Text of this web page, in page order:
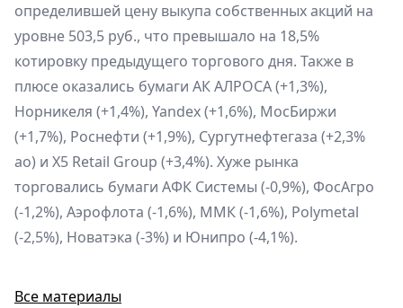
определившей цену выкупа собственных акций на
уровне 503,5 руб., что превышало на 18,5%
котировку предыдущего торгового дня. Также в
плюсе оказались бумаги АК АЛРОСА (+1,3%),
Норникеля (+1,4%), Yandex (+1,6%), МосБиржи
(+1,7%), Роснефти (+1,9%), Сургутнефтегаза (+2,3%
ао) и X5 Retail Group (+3,4%). Хуже рынка
торговались бумаги АФК Системы (-0,9%), ФосАгро
(-1,2%), Аэрофлота (-1,6%), ММК (-1,6%), Polymetal
(-2,5%), Новатэка (-3%) и Юнипро (-4,1%).
Все материалы